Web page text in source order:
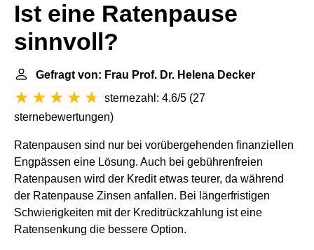
Ist eine Ratenpause
sinnvoll?
Gefragt von: Frau Prof. Dr. Helena Decker
sternezahl: 4.6/5 (27
sternebewertungen)
Ratenpausen sind nur bei vorübergehenden finanziellen
Engpässen eine Lösung. Auch bei gebührenfreien
Ratenpausen wird der Kredit etwas teurer, da während
der Ratenpause Zinsen anfallen. Bei längerfristigen
Schwierigkeiten mit der Kreditrückzahlung ist eine
Ratensenkung die bessere Option.